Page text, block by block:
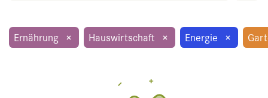
Ernährung × Hauswirtschaft × Energie ×